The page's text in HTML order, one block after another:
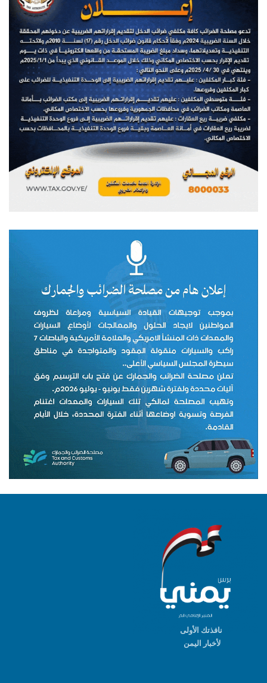
نافذتك الأولى
لأخبار اليمن